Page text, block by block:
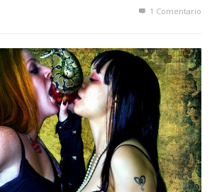
1 Comentario